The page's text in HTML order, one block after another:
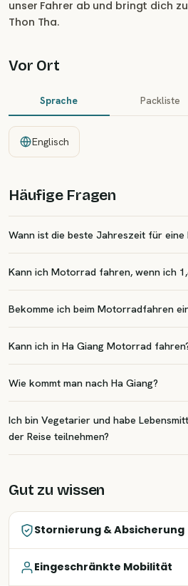
unser Fahrer ab und bringt dich
Thon Tha.
Vor Ort
Sprache Packliste
Englisch
Häufige Fragen
Wann ist die beste Jahreszeit für eine
Kann ich Motorrad fahren, wenn ich
Bekomme ich beim Motorradfahren
Kann ich in Ha Giang Motorrad
Wie kommt man nach Ha Giang?
Ich bin Vegetarier und habe
der Reise teilnehmen?
Gut zu wissen
Stornierung & Absicherung
Eingeschränkte Mobilität